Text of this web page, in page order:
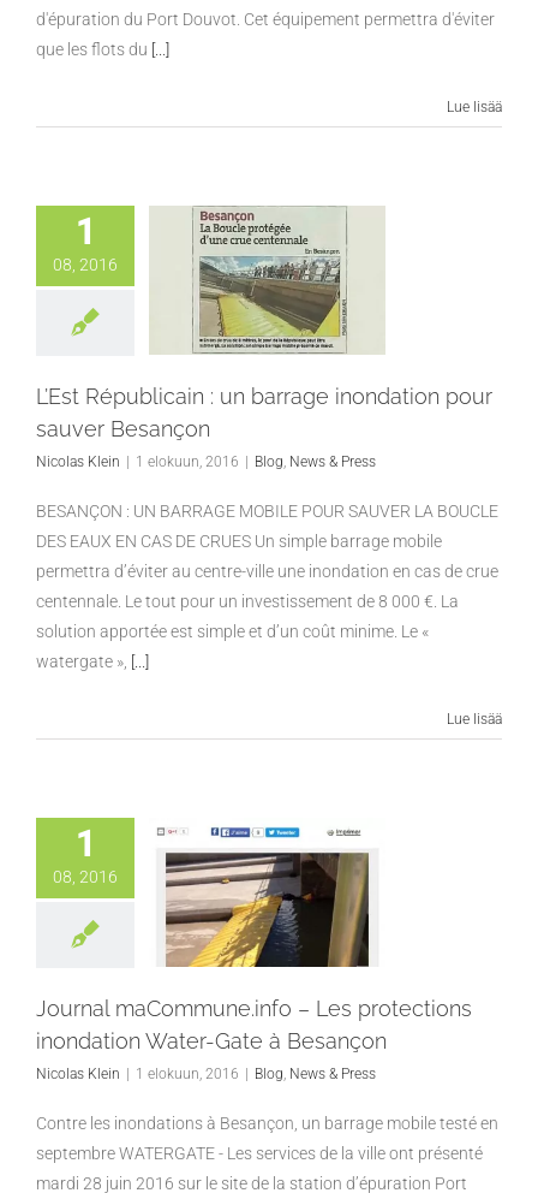
d'épuration du Port Douvot. Cet équipement permettra d'éviter
que les flots du [...]
Lue lisää
1
08, 2016
L’Est Républicain : un
barrage inondation pour
sauver Besançon
L’Est Républicain : un barrage inondation pour
sauver Besançon
Nicolas Klein | 1 elokuun, 2016 | Blog News & Press
BESANÇON : UN BARRAGE MOBILE POUR SAUVER LA BOUCLE
DES EAUX EN CAS DE CRUES Un simple barrage mobile
permettra d’éviter au centre-ville une inondation en cas de crue
centennale. Le tout pour un investissement de 8 000 €. La
solution apportée est simple et d’un coût minime. Le «
watergate », [...]
Lue lisää
1
08, 2016
Journal maCommune.info
– Les protections
inondation Water-Gate à
Journal maCommune.info – Les protections
inondation Water-Gate à Besançon
Nicolas Klein | 1 elokuun, 2016 | Blog News & Press
Contre les inondations à Besançon, un barrage mobile testé en
septembre WATERGATE - Les services de la ville ont présenté
mardi 28 juin 2016 sur le site de la station d’épuration Port